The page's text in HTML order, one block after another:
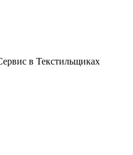
в Текстильщиках